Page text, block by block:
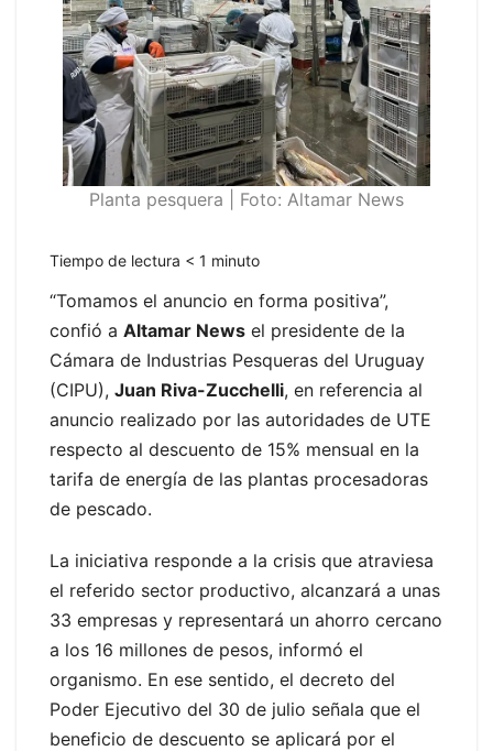
Planta pesquera | Foto: Altamar News
Tiempo de lectura < 1 minuto
“Tomamos el anuncio en forma positiva”,
confió a Altamar News el presidente de la
Cámara de Industrias Pesqueras del Uruguay
(CIPU), Juan Riva-Zucchelli, en referencia al
anuncio realizado por las autoridades de UTE
respecto al descuento de 15% mensual en la
tarifa de energía de las plantas procesadoras
de pescado.
La iniciativa responde a la crisis que atraviesa
el referido sector productivo, alcanzará a unas
33 empresas y representará un ahorro cercano
a los 16 millones de pesos, informó el
organismo. En ese sentido, el decreto del
Poder Ejecutivo del 30 de julio señala que el
beneficio de descuento se aplicará por el